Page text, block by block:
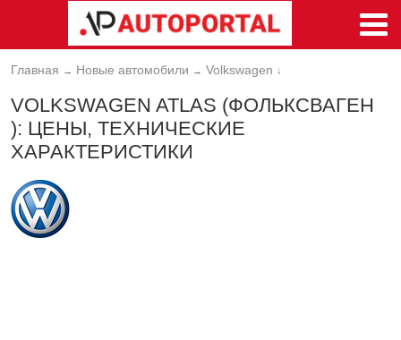
Главная → Новые автомобили → Volkswagen ↓
VOLKSWAGEN ATLAS (ФОЛЬКСВАГЕН
): ЦЕНЫ, ТЕХНИЧЕСКИЕ
ХАРАКТЕРИСТИКИ